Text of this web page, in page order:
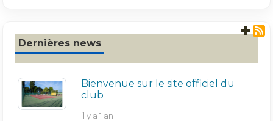
Dernières news
Bienvenue sur le site officiel du
club
il y a 1 an
+